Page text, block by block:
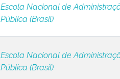
Escola Nacional de
Pública (Brasil)
Escola Nacional de
Pública (Brasil)